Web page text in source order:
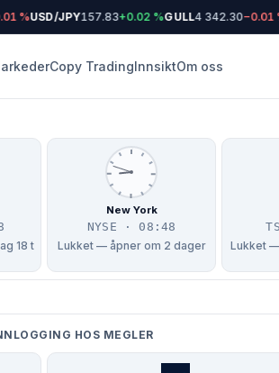
% USD/JPY157.83+0.02 % GULL4 342.30−0.01 %
Copy TradingInnsiktOm oss
18 t
New York
NYSE · 08:48
Lukket — åpner om 2 dager
Lukket —
HOS MEGLER